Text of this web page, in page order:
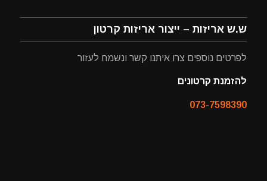
ש.ש אריזות – ייצור אריזות קרטון
לפרטים נוספים צרו איתנו קשר ונשמח לעזור
להזמנת קרטונים
073-7598390